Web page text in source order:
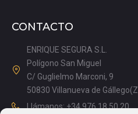
CONTACTO
ENRIQUE SEGURA S.L.
Polígono San Miguel
C/ Guglielmo Marconi, 9
50830 Villanueva de
Llámanos: +34 976 18 50 20